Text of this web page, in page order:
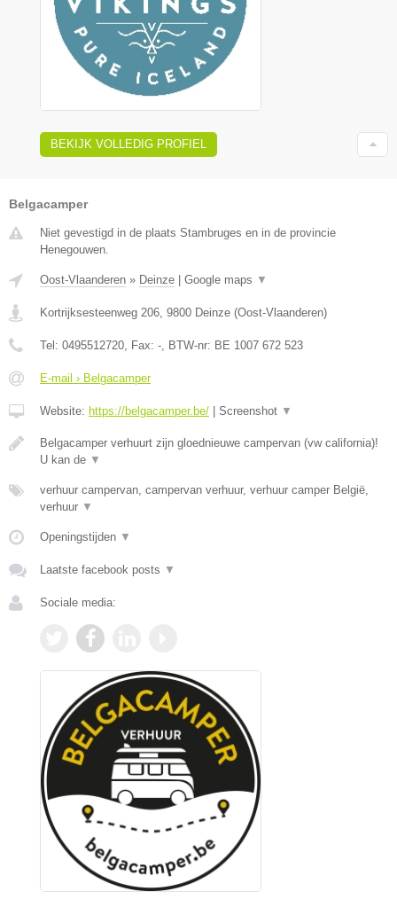
BEKIJK VOLLEDIG PROFIEL
Belgacamper
Niet gevestigd in de plaats Stambruges en in de provincie
Henegouwen.
Oost-Vlaanderen » Deinze Google maps ▼
Kortrijksesteenweg 206, 9800 Deinze (Oost-Vlaanderen)
Tel: 0495512720, Fax: -, BTW-nr: BE 1007 672 523
E-mail › Belgacamper
Website: https://belgacamper.be/ Screenshot ▼
Belgacamper verhuurt zijn gloednieuwe campervan (vw california)!
U kan de ▼
verhuur campervan, campervan verhuur, verhuur camper België,
verhuur ▼
Openingstijden ▼
Laatste facebook posts ▼
Sociale media: